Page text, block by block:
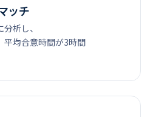
ッチ
析し、
平均合意時間が3時間